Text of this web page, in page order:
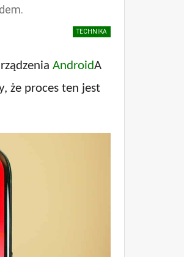
TECHNIKA
AndroidA
że proces ten jest